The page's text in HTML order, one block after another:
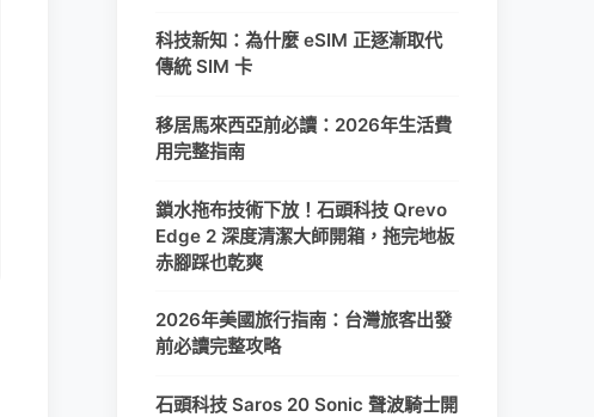
科技新知：為什麼 eSIM 正逐漸取代
傳統 SIM 卡
移居馬來西亞前必讀：2026年生活費
用完整指南
鎖水拖布技術下放！石頭科技 Qrevo
Edge 2 深度清潔大師開箱，拖完地板
赤腳踩也乾爽
2026年美國旅行指南：台灣旅客出發
前必讀完整攻略
石頭科技 Saros 20 Sonic 聲波騎士開